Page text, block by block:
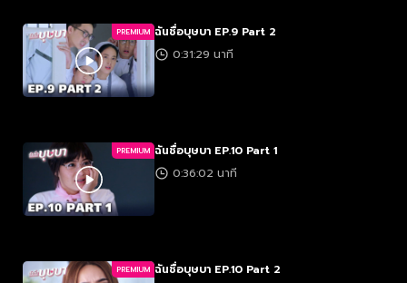
PREMIUM ฉันชื่อบุษบา EP.9 Part 2
0:31:29 นาที
PREMIUM ฉันชื่อบุษบา EP.10 Part 1
0:36:02 นาที
PREMIUM ฉันชื่อบุษบา EP.10 Part 2